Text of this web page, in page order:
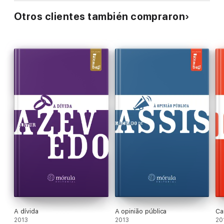
Otros clientes también compraron
A dívida
2013
A opinião pública
2013